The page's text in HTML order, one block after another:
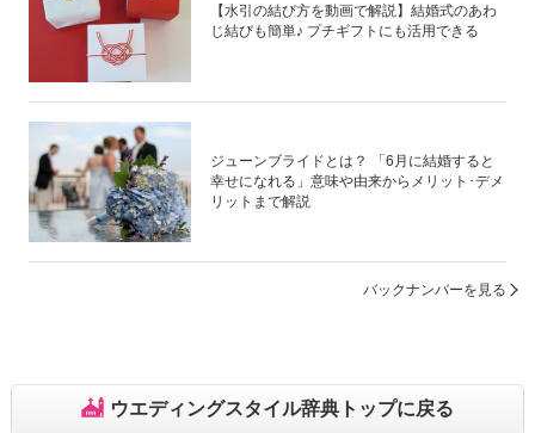
【水引の結び方を動画で解説】結婚式のあわ
じ結びも簡単♪ プチギフトにも活用できる
ジューンブライドとは？ 「6月に結婚すると
幸せになれる」意味や由来からメリット･デメ
リットまで解説
バックナンバーを見る
ウエディングスタイル辞典トップに戻る